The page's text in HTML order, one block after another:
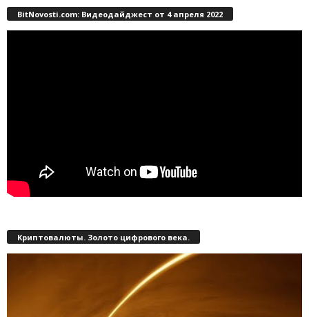
BitNovosti.com: Видеодайджест от 4 апреля 2022
Криптовалюты. Золото цифрового века.